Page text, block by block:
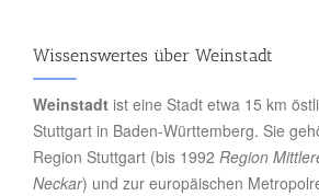
Wissenswertes über Weinstadt
Weinstadt ist eine Stadt etwa 15 km
Stuttgart in Baden-Württemberg. Sie
Region Stuttgart (bis 1992 Region
Neckar) und zur europäischen